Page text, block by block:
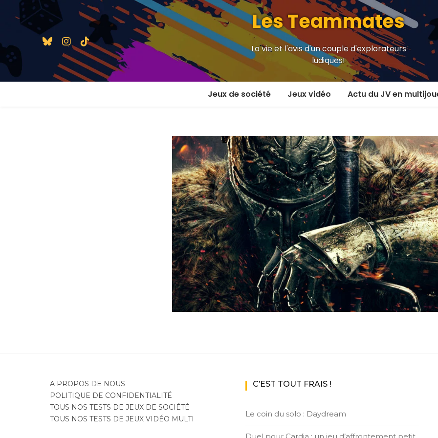
Les Teammates
La vie et l'avis d'un couple d'explorateurs
ludiques!
Jeux de société
2 joueurs
2 joueurs et plus
En coop’
En versus
Jeux Access+
Jeux vidéo
En versus
Local en écran partagé
En ligne
MMORPG
Par plateforme
PC
PS4
PS5
Switch
XBox
Actu du JV en
A PROPOS DE NOUS
POLITIQUE DE CONFIDENTIALITÉ
TOUS NOS TESTS DE JEUX DE SOCIÉTÉ
TOUS NOS TESTS DE JEUX VIDÉO MULTI
C’EST TOUT FRAIS !
Le coin du solo : Daydream